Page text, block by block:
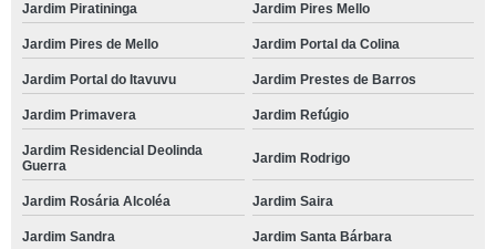
Jardim Piratininga Jardim Pires Mello
Jardim Pires de Mello Jardim Portal da Colina
Jardim Portal do Itavuvu Jardim Prestes de Barros
Jardim Primavera Jardim Refúgio
Jardim Residencial Deolinda
Guerra
Jardim Rodrigo
Jardim Rosária Alcoléa Jardim Saira
Jardim Sandra Jardim Santa Bárbara